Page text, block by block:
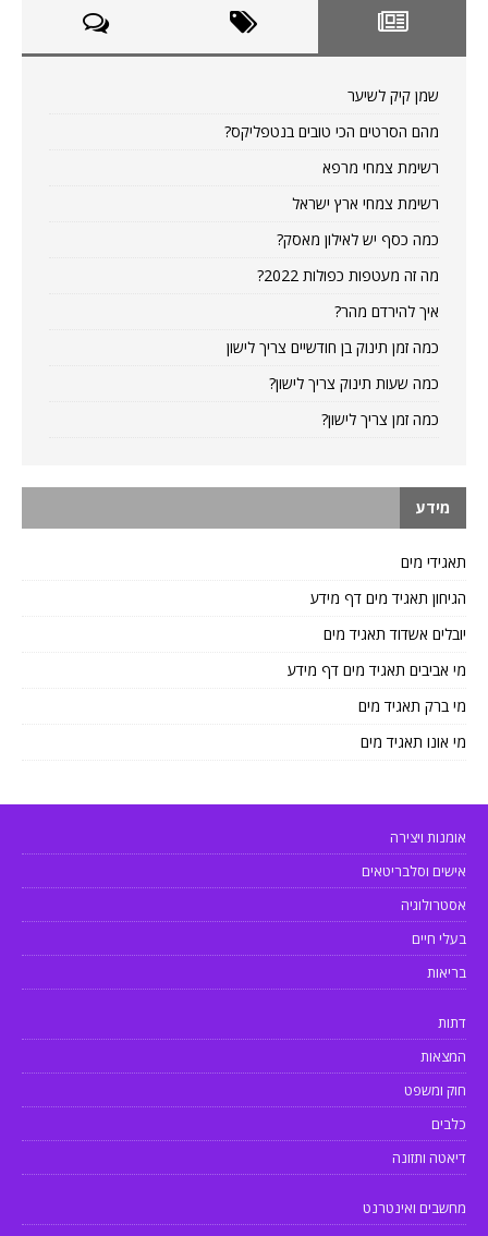
שמן קיק לשיער
מהם הסרטים הכי טובים בנטפליקס?
רשימת צמחי מרפא
רשימת צמחי ארץ ישראל
כמה כסף יש לאילון מאסק?
מה זה מעטפות כפולות 2022?
איך להירדם מהר?
כמה זמן תינוק בן חודשיים צריך לישון
כמה שעות תינוק צריך לישון?
כמה זמן צריך לישון?
מידע
תאגידי מים
הגיחון תאגיד מים דף מידע
יובלים אשדוד תאגיד מים
מי אביבים תאגיד מים דף מידע
מי ברק תאגיד מים
מי אונו תאגיד מים
אומנות ויצירה
אישים וסלבריטאים
אסטרולוגיה
בעלי חיים
בריאות
דתות
המצאות
חוק ומשפט
כלבים
דיאטה ותזונה
מחשבים ואינטרנט